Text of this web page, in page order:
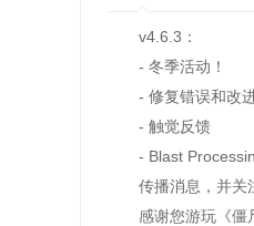
v4.6.3：
- 冬季活动！
- 修复错误和改
- 触觉反馈
- Blast
传播消息，并关注
感谢您游玩《僵